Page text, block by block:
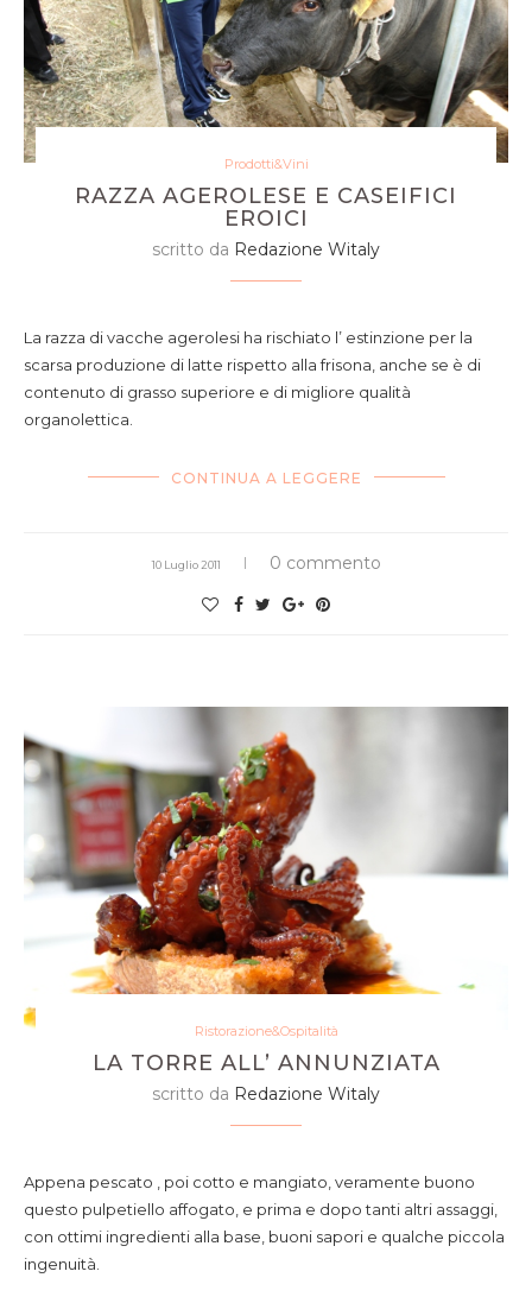
Prodotti&Vini
RAZZA AGEROLESE E CASEIFICI
EROICI
scritto da Redazione Witaly
La razza di vacche agerolesi ha rischiato l’ estinzione per la
scarsa produzione di latte rispetto alla frisona, anche se è di
contenuto di grasso superiore e di migliore qualità
organolettica.
CONTINUA A LEGGERE
10 Luglio 2011 0 commento
Ristorazione&Ospitalità
LA TORRE ALL’ ANNUNZIATA
scritto da Redazione Witaly
Appena pescato , poi cotto e mangiato, veramente buono
questo pulpetiello affogato, e prima e dopo tanti altri assaggi,
con ottimi ingredienti alla base, buoni sapori e qualche piccola
ingenuità.